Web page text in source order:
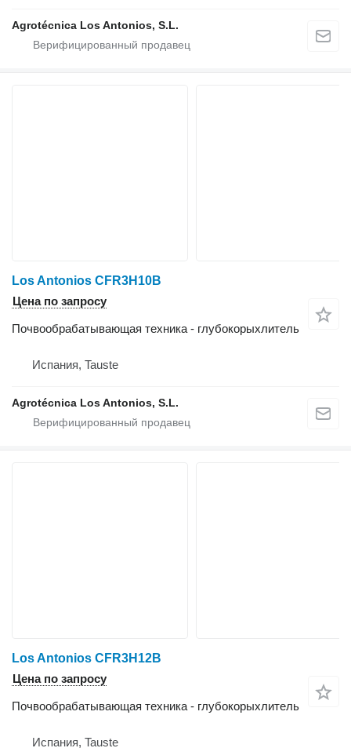
Agrotécnica Los Antonios, S.L.
Los Antonios CFR3H10B
Цена по запросу
Почвообрабатывающая техника - глубокорыхлитель
Испания, Tauste
Agrotécnica Los Antonios, S.L.
Los Antonios CFR3H12B
Цена по запросу
Почвообрабатывающая техника - глубокорыхлитель
Испания, Tauste